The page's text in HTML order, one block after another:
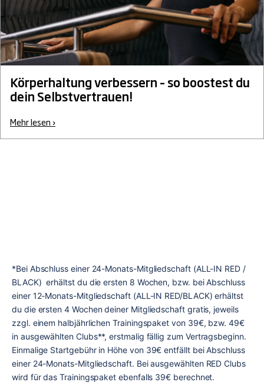
Körperhaltung verbessern – so boostest du
dein Selbstvertrauen!
Mehr lesen ›
*Bei Abschluss einer 24-Monats-Mitgliedschaft (ALL-IN RED /
BLACK)  erhältst du die ersten 8 Wochen, bzw. bei Abschluss
einer 12-Monats-Mitgliedschaft (ALL-IN RED/BLACK) erhältst
du die ersten 4 Wochen deiner Mitgliedschaft gratis, jeweils
zzgl. einem halbjährlichen Trainingspaket von 39€, bzw. 49€
in ausgewählten Clubs**, erstmalig fällig zum Vertragsbeginn.
Einmalige Startgebühr in Höhe von 39€ entfällt bei Abschluss
einer 24-Monats-Mitgliedschaft. Bei ausgewählten RED Clubs
wird für das Trainingspaket ebenfalls 39€ berechnet.